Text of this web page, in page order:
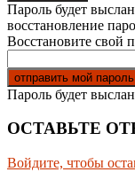
Пароль будет
восстановление
Восстановите свой
Пароль будет
ОСТАВЬТЕ
Войдите, чтобы